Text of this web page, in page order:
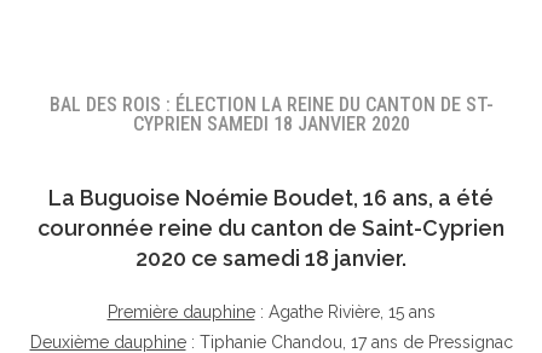
BAL DES ROIS : ÉLECTION LA REINE DU CANTON DE ST-
CYPRIEN SAMEDI 18 JANVIER 2020
La Buguoise Noémie Boudet, 16 ans, a été
couronnée reine du canton de Saint-Cyprien
2020 ce samedi 18 janvier.
Première dauphine: Agathe Rivière, 15 ans
Deuxième dauphine: Tiphanie Chandou, 17 ans de Pressignac